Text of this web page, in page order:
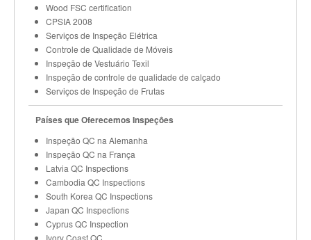
Wood FSC certification
CPSIA 2008
Serviços de Inspeção Elétrica
Controle de Qualidade de Móveis
Inspeção de Vestuário Texil
Inspeção de controle de qualidade de calçado
Serviços de Inspeção de Frutas
Países que Oferecemos Inspeções
Inspeção QC na Alemanha
Inspeção QC na França
Latvia QC Inspections
Cambodia QC Inspections
South Korea QC Inspections
Japan QC Inspections
Cyprus QC Inspection
Ivory Coast QC